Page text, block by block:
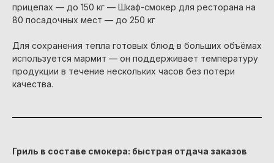
прицепах — до 150 кг — Шкаф-смокер для ресторана на
80 посадочных мест — до 250 кг
Для сохранения тепла готовых блюд в больших объёмах
используется мармит — он поддерживает температуру
продукции в течение нескольких часов без потери
качества.
Гриль в составе смокера: быстрая отдача заказов